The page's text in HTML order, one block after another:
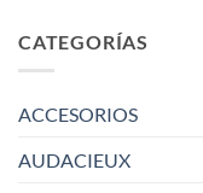
CATEGORÍAS
ACCESORIOS
AUDACIEUX